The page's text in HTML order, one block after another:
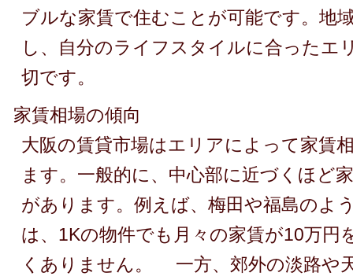
ブルな家賃で住むことが可能です。地
し、自分のライフスタイルに合ったエ
切です。
家賃相場の傾向
大阪の賃貸市場はエリアによって家賃
ます。一般的に、中心部に近づくほど
があります。例えば、梅田や福島のよ
は、1Kの物件でも月々の家賃が10万円
くありません。 一方、郊外の淡路や